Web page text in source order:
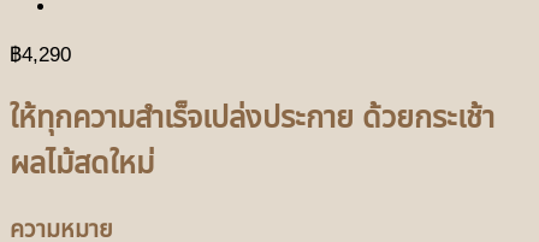
฿4,290
ให้ทุกความสำเร็จเปล่งประกาย ด้วยกระเช้า
ผลไม้สดใหม่
ความหมาย